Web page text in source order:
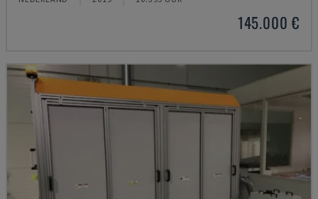
145.000 €